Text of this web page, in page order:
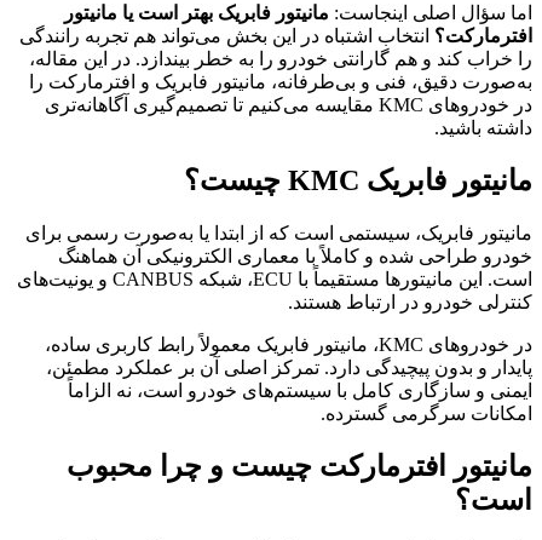
اما سؤال اصلی اینجاست: مانیتور فابریک بهتر است یا مانیتور
افترمارکت؟ انتخاب اشتباه در این بخش می‌تواند هم تجربه رانندگی
را خراب کند و هم گارانتی خودرو را به خطر بیندازد. در این مقاله،
به‌صورت دقیق، فنی و بی‌طرفانه، مانیتور فابریک و افترمارکت را
در خودروهای KMC مقایسه می‌کنیم تا تصمیم‌گیری آگاهانه‌تری
داشته باشید.
مانیتور فابریک KMC چیست؟
مانیتور فابریک، سیستمی است که از ابتدا یا به‌صورت رسمی برای
خودرو طراحی شده و کاملاً با معماری الکترونیکی آن هماهنگ
است. این مانیتورها مستقیماً با ECU، شبکه CANBUS و یونیت‌های
کنترلی خودرو در ارتباط هستند.
در خودروهای KMC، مانیتور فابریک معمولاً رابط کاربری ساده،
پایدار و بدون پیچیدگی دارد. تمرکز اصلی آن بر عملکرد مطمئن،
ایمنی و سازگاری کامل با سیستم‌های خودرو است، نه الزاماً
امکانات سرگرمی گسترده.
مانیتور افترمارکت چیست و چرا محبوب
است؟